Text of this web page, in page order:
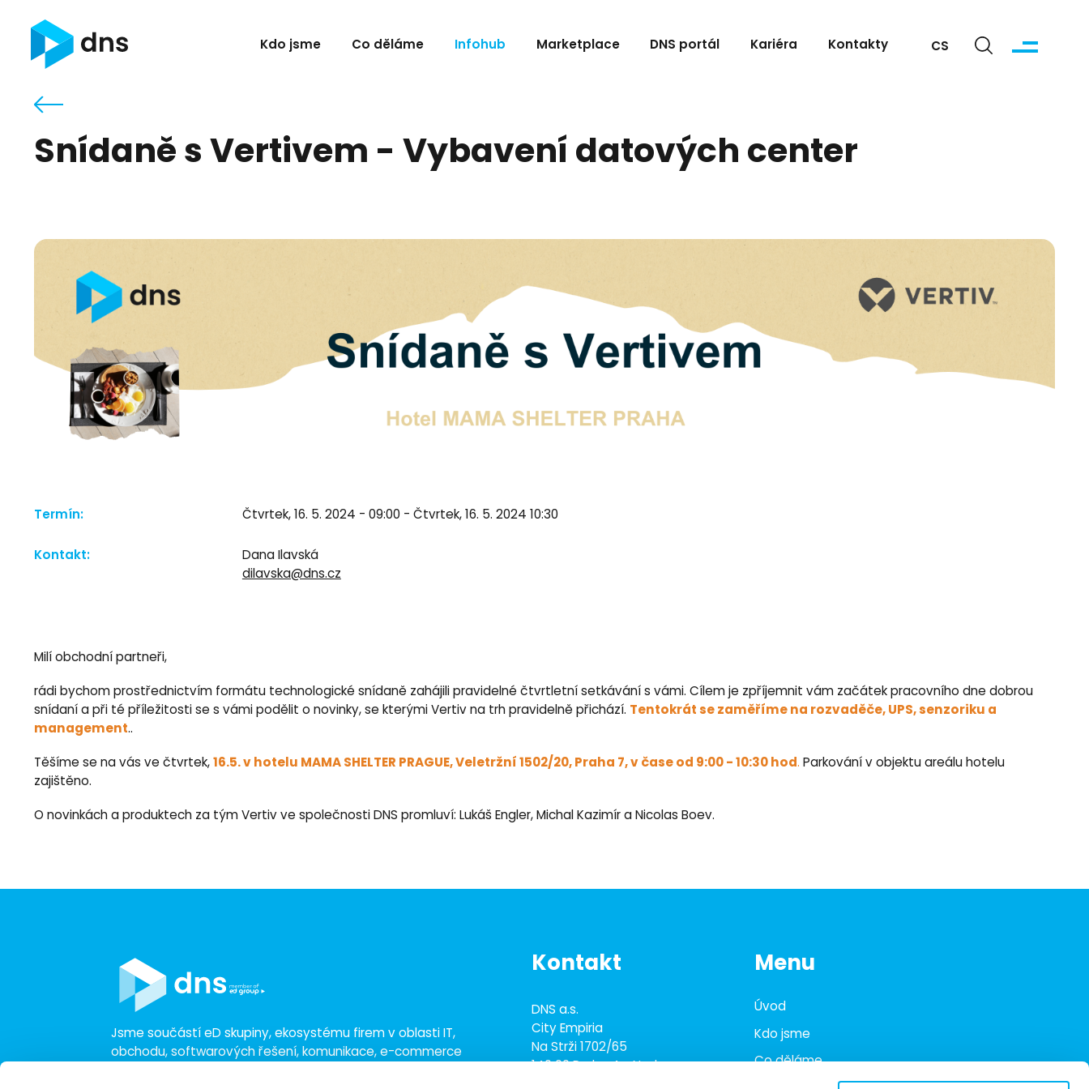
Kdo jsme Co děláme Infohub Marketplace DNS portál Kariéra Kontakty CS
Snídaně s Vertivem - Vybavení datových center
Termín: Čtvrtek, 16. 5. 2024 - 09:00 - Čtvrtek, 16. 5. 2024 10:30
Kontakt:
Dana Ilavská
dilavska@dns.cz
Milí obchodní partneři,
rádi bychom prostřednictvím formátu technologické snídaně zahájili pravidelné čtvrtletní setkávání s vámi. Cílem je zpříjemnit vám začátek pracovního dne dobrou
snídaní a při té příležitosti se s vámi podělit o novinky, se kterými Vertiv na trh pravidelně přichází. Tentokrát se zaměříme na rozvaděče, UPS, senzoriku a
management..
Těšíme se na vás ve čtvrtek,16.5. v hotelu MAMA SHELTER PRAGUE, Veletržní 1502/20, Praha 7, v čase od 9:00 - 10:30 hod. Parkování v objektu areálu hotelu
zajištěno.
O novinkách a produktech za tým Vertiv ve společnosti DNS promluví: Lukáš Engler, Michal Kazimír a Nicolas Boev.
Jsme součástí eD skupiny, ekosystému firem v oblasti IT,
obchodu, softwarových řešení, komunikace, e-commerce
Kontakt
DNS a.s.
City Empiria
Na Strži 1702/65
140 00 Praha 4 - Nusle
Menu
Úvod
Kdo jsme
Co děláme